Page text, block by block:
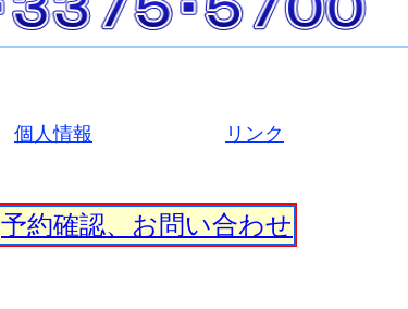
個人情報 リンク
予約確認、お問い合わせ